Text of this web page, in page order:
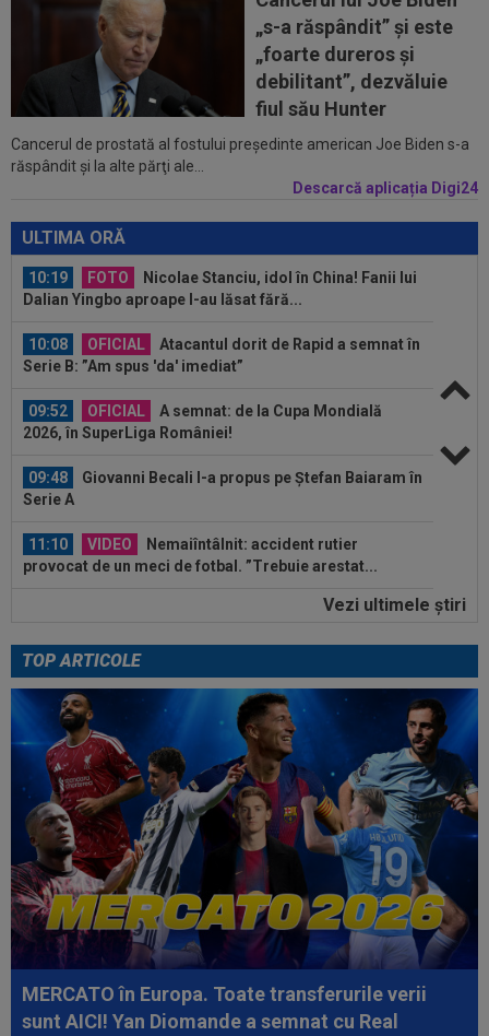
„s-a răspândit” şi este
„foarte dureros și
debilitant”, dezvăluie
fiul său Hunter
Cancerul de prostată al fostului preşedinte american Joe Biden s-a
răspândit şi la alte părţi ale...
Descarcă aplicația Digi24
ULTIMA ORĂ
VIDEO
Nemaiîntâlnit: accident rutier
provocat de un meci de fotbal. ”Trebuie arestat...
Noul portar de la Dinamo i-a atras atenția unei
actrițe din România: ”Am fost...
10:36
Pe loc! Jose Mourinho a spus-o direct, după
ce a văzut ce a decis Vinicius...
l-a schimbat la pauza meciului FCSB - Farul...
10:19 FOTO
Nicolae Stanciu, idol în China! Fanii lui
Dalian Yingbo aproape l-au lăsat fără...
10:08 OFICIAL
Atacantul dorit de Rapid a semnat în
Serie B: ”Am spus 'da' imediat”
09:52 OFICIAL
A semnat: de la Cupa Mondială
2026, în SuperLiga României!
09:48
Giovanni Becali l-a propus pe Ștefan Baiaram în
Serie A
11:10 VIDEO
Nemaiîntâlnit: accident rutier
provocat de un meci de fotbal. ”Trebuie arestat...
Noul portar de la Dinamo i-a atras atenția unei
10:36
Pe loc! Jose Mourinho a spus-o direct, după
ce a văzut ce a decis Vinicius...
10:36 EXCLUSIV
Gigi Becali a luat decizia, după ce
l-a schimbat la pauza meciului FCSB - Farul...
10:19 FOTO
Nicolae Stanciu, idol în China! Fanii lui
Dalian Yingbo aproape l-au lăsat fără...
Vezi ultimele ştiri
TOP ARTICOLE
MERCATO în Europa. Toate transferurile verii
sunt AICI! Yan Diomande a semnat cu Real